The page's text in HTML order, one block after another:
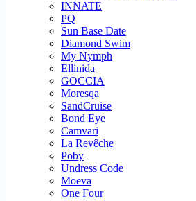
INNATE
PQ
Sun Base Date
Diamond Swim
My Nymph
Ellinida
GOCCIA
Moresqa
SandCruise
Bond Eye
Camvari
La Revêche
Poby
Undress Code
Moeva
One Four